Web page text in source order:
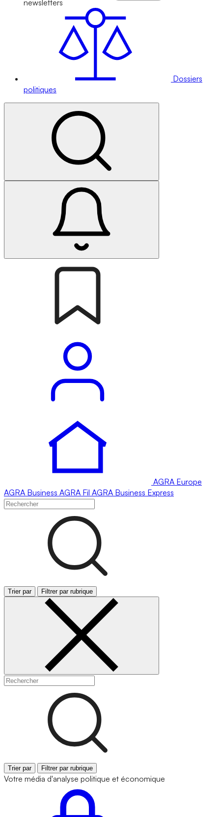
newsletters
Dossiers
politiques
AGRA Europe
AGRA Business AGRA Fil AGRA Business Express
Trier par Filtrer par rubrique
Trier par Filtrer par rubrique
Votre média d'analyse politique et économique